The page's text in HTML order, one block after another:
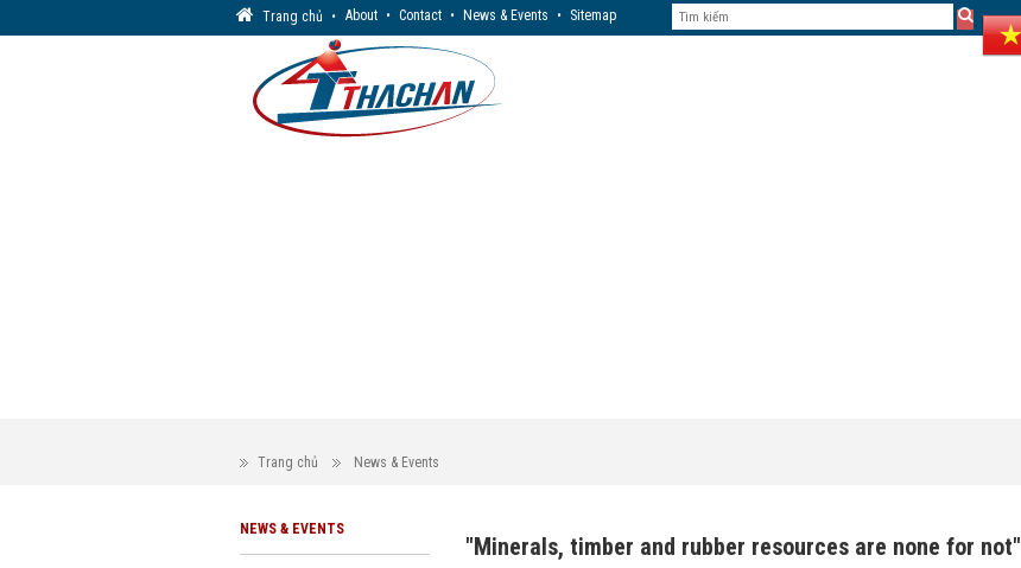
Trang chủ • About • Contact • News & Events • Sitemap
Trang chủ News & Events
NEWS & EVENTS
"Minerals, timber and rubber resources are none for not"